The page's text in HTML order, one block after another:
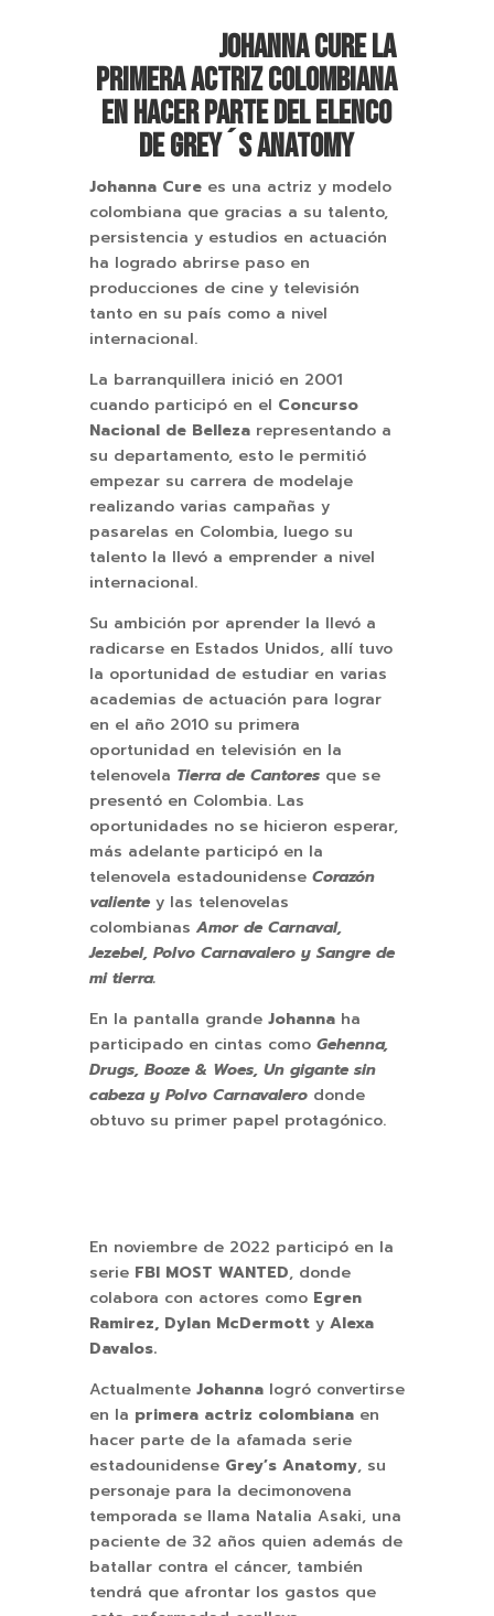
JOHANNA CURE LA
PRIMERA ACTRIZ COLOMBIANA
EN HACER PARTE DEL ELENCO
DE GREY´S ANATOMY
Johanna Curees una actriz y modelo
colombiana que gracias a su talento,
persistencia y estudios en actuación
ha logrado abrirse paso en
producciones de cine y televisión
tanto en su país como a nivel
internacional.
La barranquillera inició en 2001
cuando participó en el Concurso
Nacional de Bellezarepresentando a
su departamento, esto le permitió
empezar su carrera de modelaje
realizando varias campañas y
pasarelas en Colombia, luego su
talento la llevó a emprender a nivel
internacional.
Su ambición por aprender la llevó a
radicarse en Estados Unidos, allí tuvo
la oportunidad de estudiar en varias
academias de actuación para lograr
en el año 2010 su primera
oportunidad en televisión en la
telenovela Tierra de Cantoresque se
presentó en Colombia. Las
oportunidades no se hicieron esperar,
más adelante participó en la
telenovela estadounidense Corazón
valientey las telenovelas
colombianas Amor de Carnaval,
Jezebel, Polvo Carnavalero y Sangre de
mi tierra.
En la pantalla grande Johannaha
participado en cintas como Gehenna,
Drugs, Booze & Woes, Un gigante sin
cabeza y Polvo Carnavalerodonde
obtuvo su primer papel protagónico.
En noviembre de 2022 participó en la
serie FBI MOST WANTED, donde
colabora con actores como Egren
Ramirez, Dylan McDermotty Alexa
Davalos.
Actualmente Johannalogró convertirse
en la primera actriz colombianaen
hacer parte de la afamada serie
estadounidense Grey’s Anatomy, su
personaje para la decimonovena
temporada se llama Natalia Asaki, una
paciente de 32 años quien además de
batallar contra el cáncer, también
tendrá que afrontar los gastos que